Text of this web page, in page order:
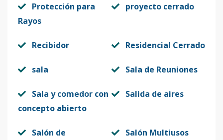
Protección para
Rayos
proyecto cerrado
Recibidor Residencial Cerrado
sala Sala de Reuniones
Sala y comedor con
concepto abierto
Salida de aires
Salón de
Salón Multiusos